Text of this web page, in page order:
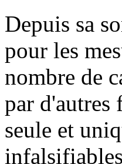
Depuis sa
pour les
nombre de
par d'autres
seule et